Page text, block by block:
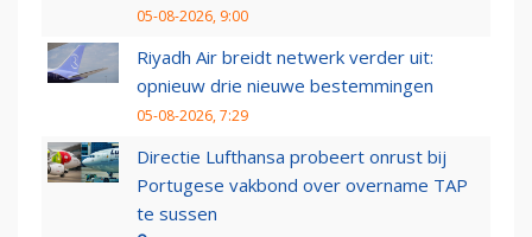
05-08-2026, 9:00
Riyadh Air breidt netwerk verder uit:
opnieuw drie nieuwe bestemmingen
05-08-2026, 7:29
Directie Lufthansa probeert onrust bij
Portugese vakbond over overname TAP
te sussen